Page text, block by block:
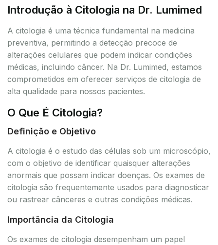
Introdução à Citologia na Dr. Lumimed
A citologia é uma técnica fundamental na medicina
preventiva, permitindo a detecção precoce de
alterações celulares que podem indicar condições
médicas, incluindo câncer. Na Dr. Lumimed, estamos
comprometidos em oferecer serviços de citologia de
alta qualidade para nossos pacientes.
O Que É Citologia?
Definição e Objetivo
A citologia é o estudo das células sob um microscópio,
com o objetivo de identificar quaisquer alterações
anormais que possam indicar doenças. Os exames de
citologia são frequentemente usados para diagnosticar
ou rastrear cânceres e outras condições médicas.
Importância da Citologia
Os exames de citologia desempenham um papel